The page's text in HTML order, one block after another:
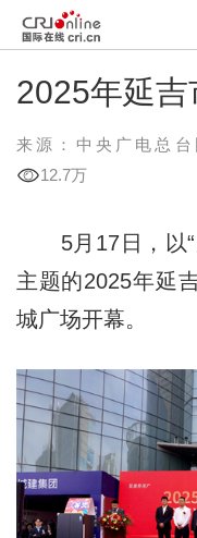
2025年延
来源：中央广电总
12.7万
5月17日，以“
主题的2025年延
城广场开幕。